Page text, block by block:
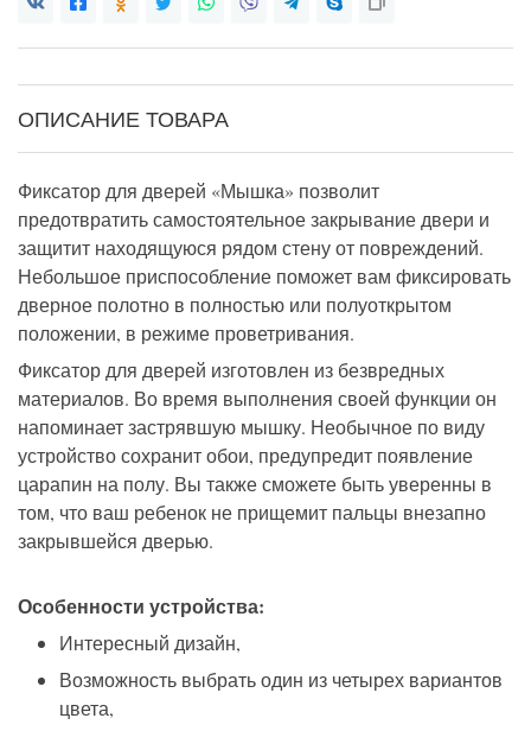
ОПИСАНИЕ ТОВАРА
Фиксатор для дверей «Мышка» позволит
предотвратить самостоятельное закрывание двери и
защитит находящуюся рядом стену от повреждений.
Небольшое приспособление поможет вам фиксировать
дверное полотно в полностью или полуоткрытом
положении, в режиме проветривания.
Фиксатор для дверей изготовлен из безвредных
материалов. Во время выполнения своей функции он
напоминаетзастрявшую мышку. Необычное по виду
устройство сохранит обои, предупредит появление
царапин на полу. Вы также сможете быть уверенны в
том, что ваш ребенок не прищемит пальцы внезапно
закрывшейся дверью.
Особенности устройства:
Интересный дизайн,
Возможность выбрать один из четырех вариантов
цвета,